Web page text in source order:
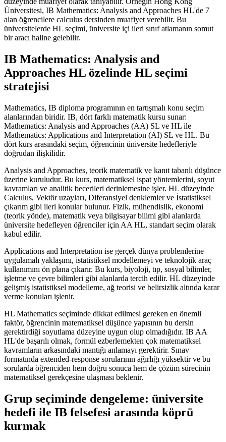
Üniversitesi, IB Mathematics: Analysis and Approaches HL'de 7
alan öğrencilere calculus dersinden muafiyet verebilir. Bu
üniversitelerde HL seçimi, üniversite içi ileri sınıf atlamanın somut
bir aracı haline gelebilir.
IB Mathematics: Analysis and
Approaches HL özelinde HL seçimi
stratejisi
Mathematics, IB diploma programının en tartışmalı konu seçim
alanlarından biridir. IB, dört farklı matematik kursu sunar:
Mathematics: Analysis and Approaches (AA) SL ve HL ile
Mathematics: Applications and Interpretation (AI) SL ve HL. Bu
dört kurs arasındaki seçim, öğrencinin üniversite hedefleriyle
doğrudan ilişkilidir.
Analysis and Approaches, teorik matematik ve kanıt tabanlı düşünce
üzerine kuruludur. Bu kurs, matematiksel ispat yöntemlerini, soyut
kavramları ve analitik becerileri derinlemesine işler. HL düzeyinde
Calculus, Vektör uzayları, Diferansiyel denklemler ve İstatistiksel
çıkarım gibi ileri konular bulunur. Fizik, mühendislik, ekonomi
(teorik yönde), matematik veya bilgisayar bilimi gibi alanlarda
üniversite hedefleyen öğrenciler için AA HL, standart seçim olarak
kabul edilir.
Applications and Interpretation ise gerçek dünya problemlerine
uygulamalı yaklaşımı, istatistiksel modellemeyi ve teknolojik araç
kullanımını ön plana çıkarır. Bu kurs, biyoloji, tıp, sosyal bilimler,
işletme ve çevre bilimleri gibi alanlarda tercih edilir. HL düzeyinde
gelişmiş istatistiksel modelleme, ağ teorisi ve belirsizlik altında karar
verme konuları işlenir.
HL Mathematics seçiminde dikkat edilmesi gereken en önemli
faktör, öğrencinin matematiksel düşünce yapısının bu dersin
gerektirdiği soyutlama düzeyine uygun olup olmadığıdır. IB AA
HL'de başarılı olmak, formül ezberlemekten çok matematiksel
kavramların arkasındaki mantığı anlamayı gerektirir. Sınav
formatında extended-response sorularının ağırlığı yüksektir ve bu
sorularda öğrenciden hem doğru sonuca hem de çözüm sürecinin
matematiksel gerekçesine ulaşması beklenir.
Grup seçiminde dengeleme: üniversite
hedefi ile IB felsefesi arasında köprü
kurmak